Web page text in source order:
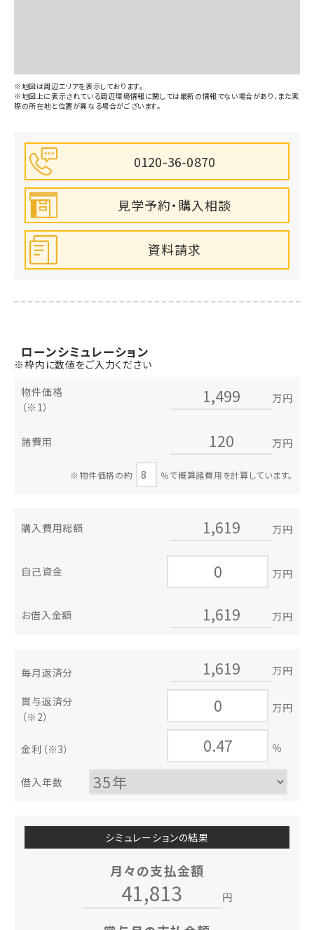
※地図は周辺エリアを表示しております。
※地図上に表示されている周辺環境情報に関しては最新の情報でない場合があり、また実
際の所在地と位置が異なる場合がございます。
0120-36-0870
見学予約・購入相談
資料請求
ローンシミュレーション
※枠内に数値をご入力ください
物件価格
（※1）
万円
諸費用 万円
※物件価格の約 ％で概算諸費用を計算しています。
購入費用総額 万円
自己資金 万円
お借入金額 万円
毎月返済分 万円
賞与返済分
（※2）
万円
金利 （※3） ％
借入年数
シミュレーションの結果
月々の支払金額
円